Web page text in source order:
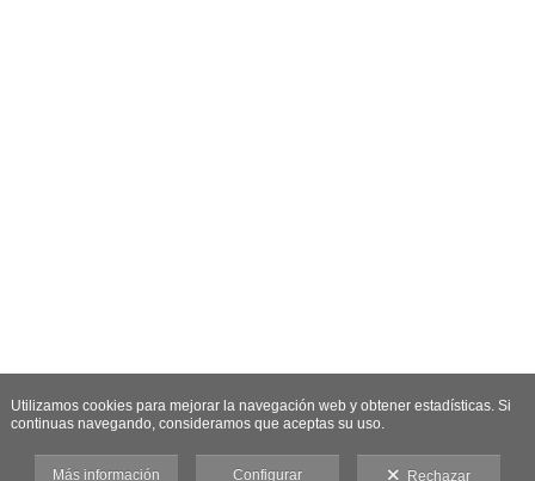
Utilizamos cookies para mejorar la navegación web y obtener estadísticas. Si
continuas navegando, consideramos que aceptas su uso.
Más información Configurar Rechazar